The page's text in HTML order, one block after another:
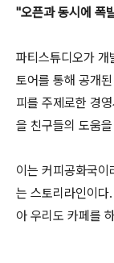
"오픈과 동시에 폭
파티스튜디오가 개
토어를 통해 공개
피를 주제로한 경
을 친구들의 도움
이는 커피공화국이
는 스토리라인이다
아 우리도 카페를